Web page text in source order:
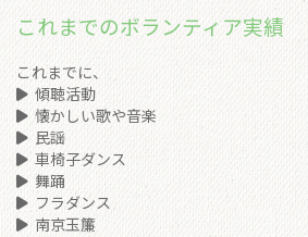
これまでのボランティア実績
これまでに、
傾聴活動
懐かしい歌や音楽
民謡
車椅子ダンス
舞踊
フラダンス
南京玉簾